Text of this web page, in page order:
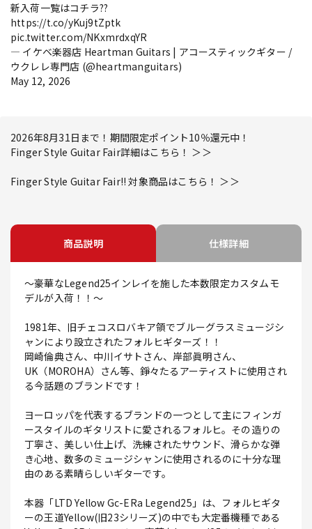
新入荷一覧はコチラ??
https://t.co/yKuj9tZptk
pic.twitter.com/NKxmrdxqYR
— イケベ楽器店 Heartman Guitars | アコースティックギター /
ウクレレ専門店 (@heartmanguitars)
May 12, 2026
2026年8月31日まで！期間限定ポイント10％還元中！
Finger Style Guitar Fair詳細はこちら！ ＞＞
Finger Style Guitar Fair!! 対象商品はこちら！ ＞＞
商品説明 仕様詳細
～豪華なLegend25インレイを施した本数限定カスタムモ
デルが入荷！！～
1981年、旧チェコスロバキア領でブルーグラスミュージシ
ャンにより設立されたフォルヒギターズ！！
岡崎倫典さん、中川イサトさん、岸部眞明さん、
UK（MOROHA）さん等、錚々たるアーティストに使用され
る今話題のブランドです！
ヨーロッパを代表するブランドの一つとして主にフィンガ
ースタイルのギタリストに愛されるフォルヒ。その造りの
丁寧さ、美しい仕上げ、洗練されたサウンド、滑らかな弾
き心地、数多のミュージシャンに使用されるのに十分な理
由のある素晴らしいギターです。
本器「LTD Yellow Gc-ERa Legend25」は、フォルヒギタ
ーの王道Yellow(旧23シリーズ)の中でも大定番機種である